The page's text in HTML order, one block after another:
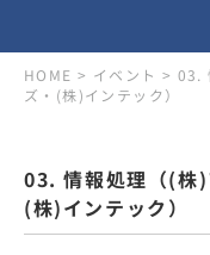
HOME > イベント > 03.
ズ・(株)インテック）
03. 情報処理（(株)
(株)インテック）